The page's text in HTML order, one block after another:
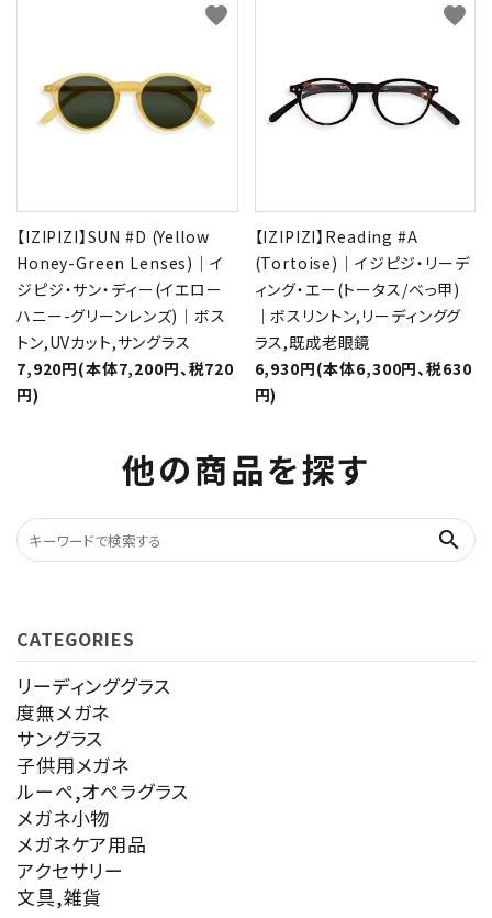
【IZIPIZI】SUN #D (Yellow
Honey-Green Lenses)｜イ
ジピジ・サン・ディー(イエロー
ハニー-グリーンレンズ)｜ボス
トン,UVカット,サングラス
7,920円(本体7,200円、税720
円)
favorite
【IZIPIZI】Reading #A
(Tortoise)｜イジピジ・リーデ
ィング・エー(トータス/べっ甲)
｜ボスリントン,リーディンググ
ラス,既成老眼鏡
6,930円(本体6,300円、税630
円)
favorite
他の商品を探す
search
CATEGORIES
リーディンググラス
度無メガネ
サングラス
子供用メガネ
ルーペ,オペラグラス
メガネ小物
メガネケア用品
アクセサリー
文具,雑貨